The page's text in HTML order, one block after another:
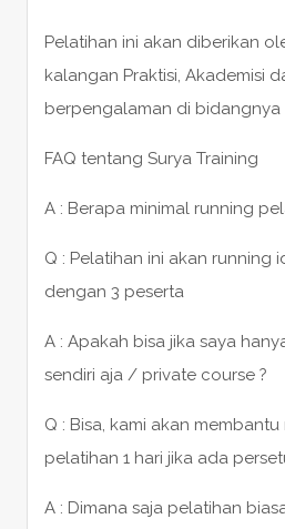
Pelatihan ini akan diberikan
kalangan Praktisi, Akademisi
berpengalaman di bidangnya
FAQ tentang Surya Training
A : Berapa minimal running
Q : Pelatihan ini akan running
dengan 3 peserta
A : Apakah bisa jika saya
sendiri aja / private course ?
Q : Bisa, kami akan
pelatihan 1 hari jika ada
A : Dimana saja pelatihan